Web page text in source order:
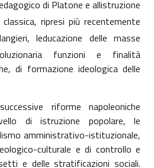
di Platone e allistruzione
classica, ripresi più recentemente
leducazione delle masse
funzioni e finalità
di formazione ideologica delle
riforme napoleoniche
di istruzione popolare, le
amministrativo-istituzionale,
culturale e di controllo e
e delle stratificazioni sociali.